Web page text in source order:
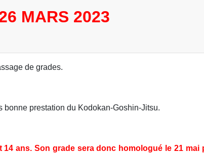
MARS 2023
de grades.
bonne prestation du Kodokan-Goshin-Jitsu.
ans. Son grade sera donc homologué le 21 mai